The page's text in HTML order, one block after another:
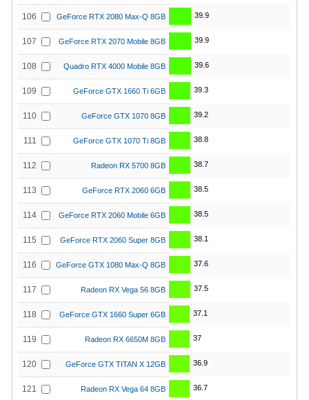
106 GeForce RTX 2080 Max-Q 8GB 39.9
107 GeForce RTX 2070 Mobile 8GB 39.9
108 Quadro RTX 4000 Mobile 8GB 39.6
109 GeForce GTX 1660 Ti 6GB 39.3
110 GeForce GTX 1070 8GB 39.2
111 GeForce GTX 1070 Ti 8GB 38.8
112 Radeon RX 5700 8GB 38.7
113 GeForce RTX 2060 6GB 38.5
114 GeForce RTX 2060 Mobile 6GB 38.5
115 GeForce RTX 2060 Super 8GB 38.1
116 GeForce GTX 1080 Max-Q 8GB 37.6
117 Radeon RX Vega 56 8GB 37.5
118 GeForce GTX 1660 Super 6GB 37.1
119 Radeon RX 6650M 8GB 37
120 GeForce GTX TITAN X 12GB 36.9
121 Radeon RX Vega 64 8GB 36.7